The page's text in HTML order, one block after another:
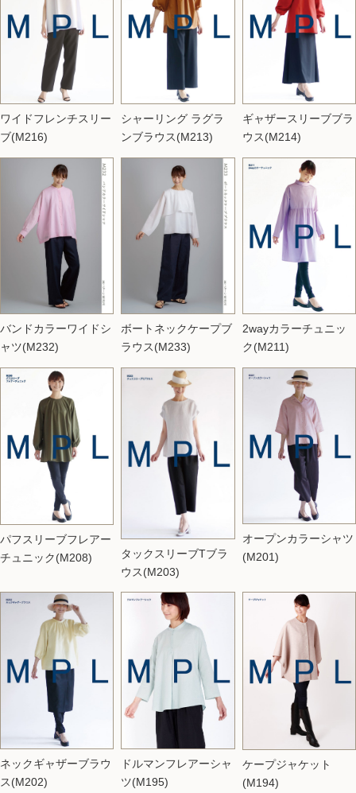
ワイドフレンチスリー
ブ(M216)
シャーリング ラグラ
ンブラウス(M213)
ギャザースリーブブラ
ウス(M214)
バンドカラーワイドシ
ャツ(M232)
ボートネックケープブ
ラウス(M233)
2wayカラーチュニッ
ク(M211)
パフスリーブフレアー
チュニック(M208)
タックスリーブTブラ
ウス(M203)
オープンカラーシャツ
(M201)
ネックギャザーブラウ
ス(M202)
ドルマンフレアーシャ
ツ(M195)
ケープジャケット
(M194)